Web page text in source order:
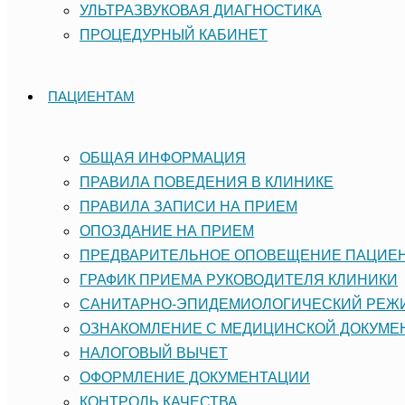
УЛЬТРАЗВУКОВАЯ ДИАГНОСТИКА
ПРОЦЕДУРНЫЙ КАБИНЕТ
ПАЦИЕНТАМ
ОБЩАЯ ИНФОРМАЦИЯ
ПРАВИЛА ПОВЕДЕНИЯ В КЛИНИКЕ
ПРАВИЛА ЗАПИСИ НА ПРИЕМ
ОПОЗДАНИЕ НА ПРИЕМ
ПРЕДВАРИТЕЛЬНОЕ ОПОВЕЩЕНИЕ
ГРАФИК ПРИЕМА РУКОВОДИТЕЛЯ КЛИНИКИ
САНИТАРНО-ЭПИДЕМИОЛОГИЧЕСКИЙ
ОЗНАКОМЛЕНИЕ С МЕДИЦИНСКОЙ
НАЛОГОВЫЙ ВЫЧЕТ
ОФОРМЛЕНИЕ ДОКУМЕНТАЦИИ
КОНТРОЛЬ КАЧЕСТВА